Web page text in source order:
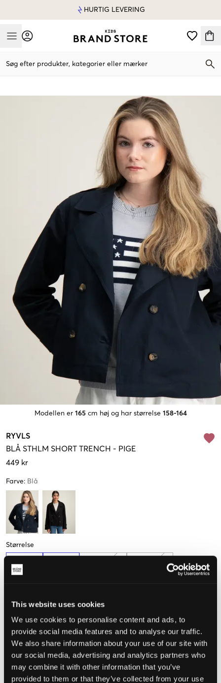
This website uses cookies
We use cookies to personalise content and ads, to
provide social media features and to analyse our traffic.
We also share information about your use of our site with
our social media, advertising and analytics partners who
may combine it with other information that you’ve
provided to them or that they’ve collected from your use
HURTIG LEVERING
Mobile Menu
Søg efter produkter, kategorier eller mærker
Modellen er 165 cm høj og har størrelse 158-164
RYVLS
BLÅ STHLM SHORT TRENCH - PIGE
449 kr
Farve: Blå
Størrelse
134-140
Opfattet størrelse
Lille Perfekt Stor
STØRRELSESGUIDE